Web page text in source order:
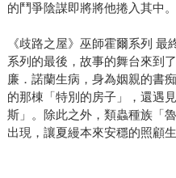
的鬥爭陰謀即將將他捲入其中。
《歧路之屋》巫師霍爾系列 最
系列的最後，故事的舞台來到
廉．諾蘭生病，身為姻親的書
的那棟「特別的房子」，還遇
斯」。除此之外，類蟲種族「
出現，讓夏縵本來安穩的照顧